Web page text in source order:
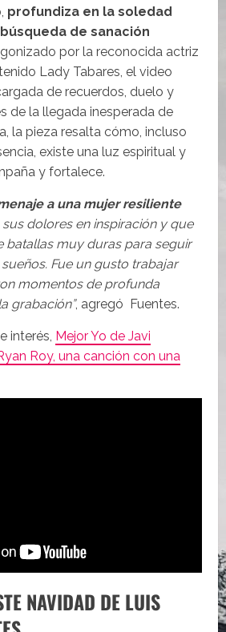
profundiza en la soledad
de sanación
por la reconocida actriz
Lady Tabares, el video
de recuerdos, duelo y
de la llegada inesperada de
la pieza resalta cómo, incluso
existe una luz espiritual y
y fortalece.
a una mujer resiliente
dolores en inspiración y que
batallas muy duras para seguir
Fue un gusto trabajar
momentos de profunda
grabación”, agregó Fuentes.
interés, Mejor Yo de Javi
Roy, una canción con una
NAVIDAD DE LUIS